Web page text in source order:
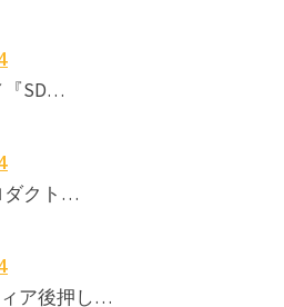
『SD…
ダクト…
ィア後押し…